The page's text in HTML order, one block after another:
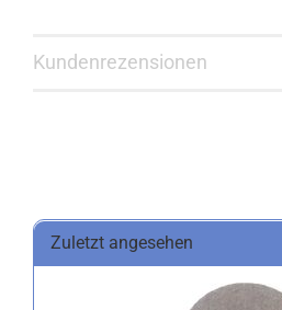
Kundenrezensionen
Zuletzt angesehen